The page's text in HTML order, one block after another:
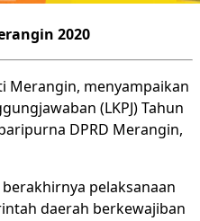
2020
Merangin, menyampaikan
(LKPJ) Tahun
DPRD Merangin,
pelaksanaan
daerah berkewajiban